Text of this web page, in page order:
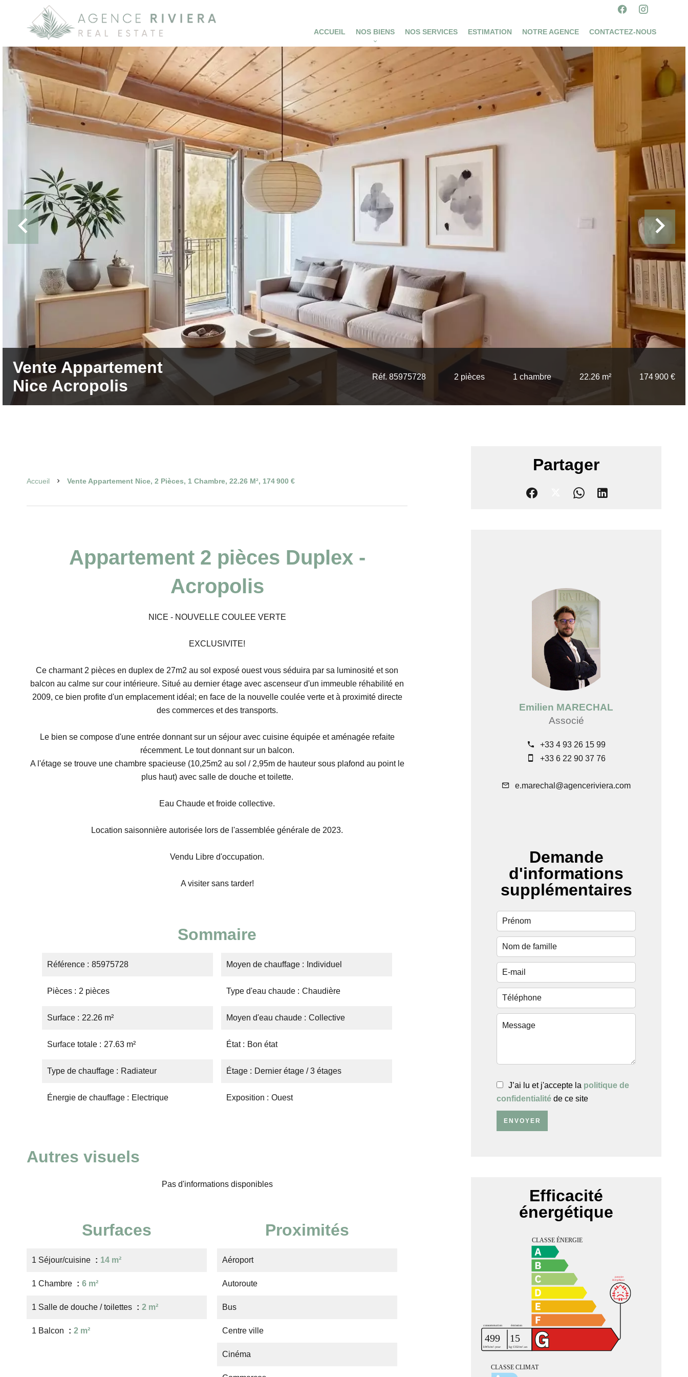
ACCUEIL NOS BIENS NOS SERVICES ESTIMATION NOTRE AGENCE CONTACTEZ-NOUS
Vente Appartement
Nice Acropolis
Réf. 85975728 2 pièces 1 chambre 22.26 m² 174 900 €
Accueil Vente Appartement Nice, 2 Pièces, 1 Chambre, 22.26 M², 174 900 €
Appartement 2 pièces Duplex -
Acropolis
NICE - NOUVELLE COULEE VERTE
EXCLUSIVITE!
Ce charmant 2 pièces en duplex de 27m2 au sol exposé ouest vous séduira par sa luminosité et son
balcon au calme sur cour intérieure. Situé au dernier étage avec ascenseur d'un immeuble réhabilité en
2009, ce bien profite d'un emplacement idéal; en face de la nouvelle coulée verte et à proximité directe
des commerces et des transports.
Le bien se compose d'une entrée donnant sur un séjour avec cuisine équipée et aménagée refaite
récemment. Le tout donnant sur un balcon.
A l'étage se trouve une chambre spacieuse (10,25m2 au sol / 2,95m de hauteur sous plafond au point le
plus haut) avec salle de douche et toilette.
Eau Chaude et froide collective.
Location saisonnière autorisée lors de l'assemblée générale de 2023.
Vendu Libre d'occupation.
A visiter sans tarder!
Sommaire
Référence 85975728
Pièces 2 pièces
Surface 22.26 m²
Surface totale 27.63 m²
Type de chauffage Radiateur
Énergie de chauffage Electrique
Moyen de chauffage Individuel
Type d'eau chaude Chaudière
Moyen d'eau chaude Collective
État Bon état
Étage Dernier étage / 3 étages
Exposition Ouest
Autres visuels
Pas d'informations disponibles
Surfaces
1 Séjour/cuisine 14 m²
1 Chambre 6 m²
1 Salle de douche / toilettes 2 m²
1 Balcon 2 m²
Proximités
Aéroport
Autoroute
Bus
Centre ville
Cinéma
Partager
Emilien MARECHAL
Associé
+33 4 93 26 15 99
+33 6 22 90 37 76
e.marechal@agenceriviera.com
Demande
d'informations
supplémentaires
J’ai lu et j'accepte la politique de
confidentialité de ce site
ENVOYER
Efficacité
énergétique